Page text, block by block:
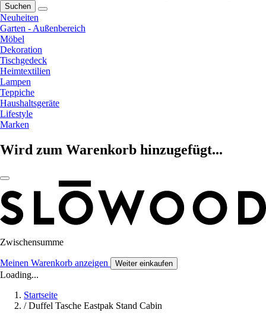
Suchen
Neuheiten
Garten - Außenbereich
Möbel
Dekoration
Tischgedeck
Heimtextilien
Lampen
Teppiche
Haushaltsgeräte
Lifestyle
Marken
Wird zum Warenkorb hinzugefügt...
Zwischensumme
Meinen Warenkorb anzeigen Weiter einkaufen
Loading...
Startseite
/ Duffel Tasche Eastpak Stand Cabin